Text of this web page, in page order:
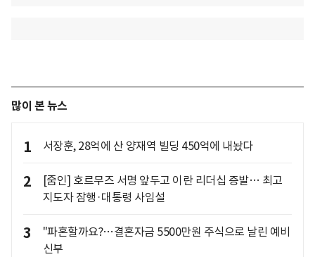
많이 본 뉴스
1 서장훈, 28억에 산 양재역 빌딩 450억에 내놨다
2
[줌인] 호르무즈 서명 앞두고 이란 리더십 증발… 최고
지도자 잠행·대통령 사임설
3
"파혼할까요?…결혼자금 5500만원 주식으로 날린 예비
신부